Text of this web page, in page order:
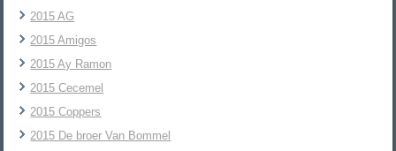
2015 AG
2015 Amigos
2015 Ay Ramon
2015 Cecemel
2015 Coppers
2015 De broer Van Bommel